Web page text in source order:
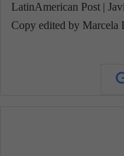
LatinAmerican Post |
Copy edited by Marcela